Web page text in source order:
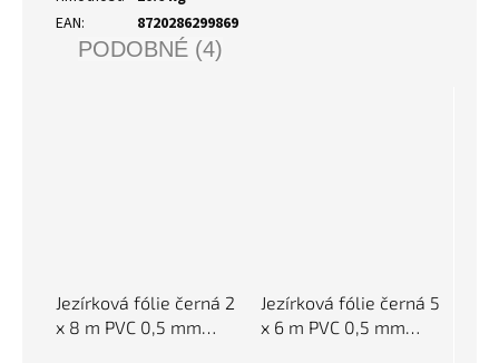
EAN: 8720286299869
PODOBNÉ (4)
Jezírková fólie černá 2
x 8 m PVC 0,5 mm
Jezírková fólie černá 5
x 6 m PVC 0,5 mm